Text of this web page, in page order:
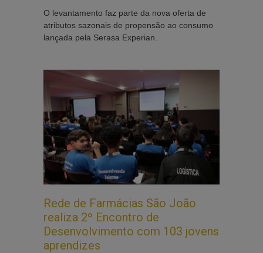
O levantamento faz parte da nova oferta de
atributos sazonais de propensão ao consumo
lançada pela Serasa Experian.
Rede de Farmácias São João
realiza 2º Encontro de
Desenvolvimento com 103 jovens
aprendizes